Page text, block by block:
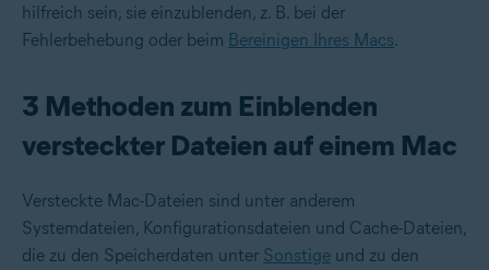
hilfreich sein, sie einzublenden, z. B. bei der
Fehlerbehebung oder beim Bereinigen Ihres Macs.
3 Methoden zum Einblenden
versteckter Dateien auf einem Mac
Versteckte Mac-Dateien sind unter anderem
Systemdateien, Konfigurationsdateien und Cache-Dateien,
die zu den Speicherdaten unter Sonstige und zu den